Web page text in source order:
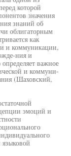
которой
значения
знаний об
облигаторным
как
и коммуникации,
ния и
важное
и коммуни-
(Шаховский,
эмоций и